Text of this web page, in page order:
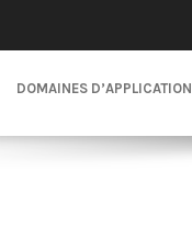
DOMAINES D’APPLICATION